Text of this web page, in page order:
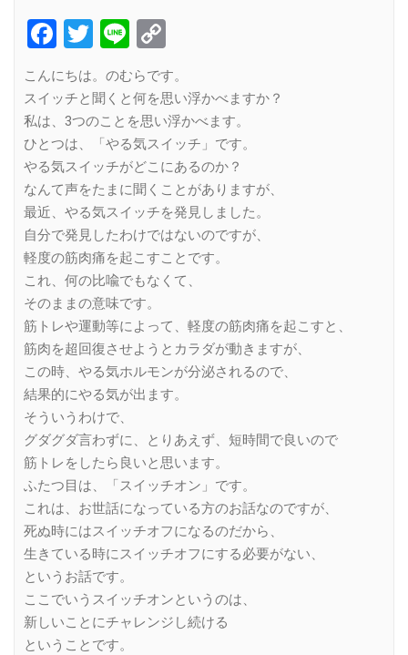
Facebook
Twitter
Line
Link
こんにちは。のむらです。
スイッチと聞くと何を思い浮かべますか？
私は、3つのことを思い浮かべます。
ひとつは、「やる気スイッチ」です。
やる気スイッチがどこにあるのか？
なんて声をたまに聞くことがありますが、
最近、やる気スイッチを発見しました。
自分で発見したわけではないのですが、
軽度の筋肉痛を起こすことです。
これ、何の比喩でもなくて、
そのままの意味です。
筋トレや運動等によって、軽度の筋肉痛を起こすと、
筋肉を超回復させようとカラダが動きますが、
この時、やる気ホルモンが分泌されるので、
結果的にやる気が出ます。
そういうわけで、
グダグダ言わずに、とりあえず、短時間で良いので
筋トレをしたら良いと思います。
ふたつ目は、「スイッチオン」です。
これは、お世話になっている方のお話なのですが、
死ぬ時にはスイッチオフになるのだから、
生きている時にスイッチオフにする必要がない、
というお話です。
ここでいうスイッチオンというのは、
新しいことにチャレンジし続ける
ということです。